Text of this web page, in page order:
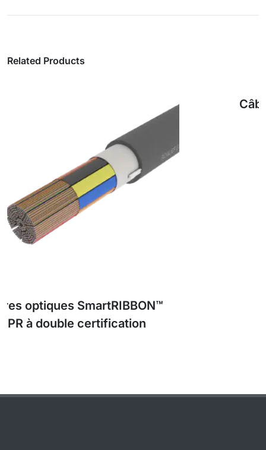
Related Products
Câble à fibre optique ignifuge
SmartRIBBON™